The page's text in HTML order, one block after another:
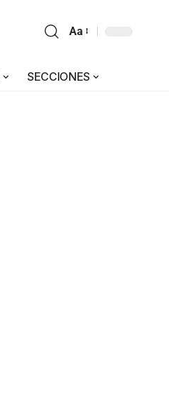
Aa
SECCIONES